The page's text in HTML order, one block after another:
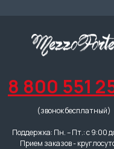
8 800 551
(звонок бесплатный)
Поддержка: Пн. – Пт.: с 9:00
Прием заказов -